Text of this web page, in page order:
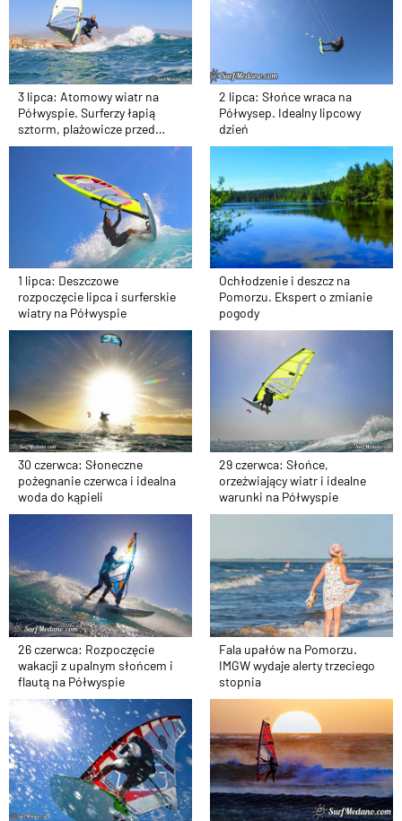
3 lipca: Atomowy wiatr na
Półwyspie. Surferzy łapią
sztorm, plażowicze przed
telewizorami
2 lipca: Słońce wraca na
Półwysep. Idealny lipcowy
dzień
1 lipca: Deszczowe
rozpoczęcie lipca i surferskie
wiatry na Półwyspie
Ochłodzenie i deszcz na
Pomorzu. Ekspert o zmianie
pogody
30 czerwca: Słoneczne
pożegnanie czerwca i idealna
woda do kąpieli
29 czerwca: Słońce,
orzeźwiający wiatr i idealne
warunki na Półwyspie
26 czerwca: Rozpoczęcie
wakacji z upalnym słońcem i
flautą na Półwyspie
Fala upałów na Pomorzu.
IMGW wydaje alerty trzeciego
stopnia